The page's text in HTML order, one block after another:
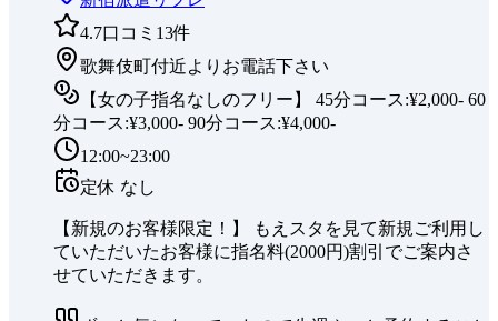
4.7口コミ 13件
歌舞伎町付近よりお電話下さい
【女の子指名なしのフリー】 45分コース:¥2,000- 60
分コース:¥3,000- 90分コース:¥4,000-
12:00~23:00
定休 なし
【新規のお客様限定！】 もえスタを見て新規ご利用し
ていただいたお客様に指名料(2000円)割引でご案内さ
せていただきます。